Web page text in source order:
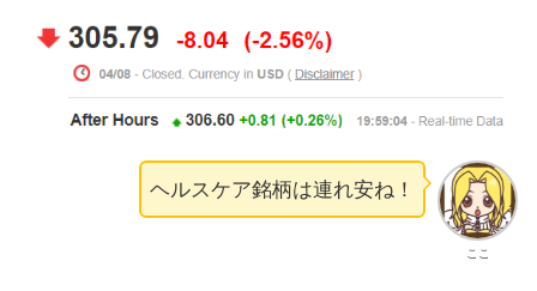
ここ
ヘルスケア銘柄は連れ安ね！